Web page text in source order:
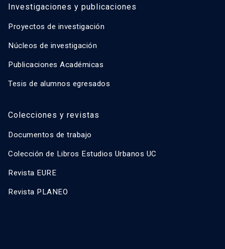
Investigaciones y publicaciones
Proyectos de investigación
Núcleos de investigación
Publicaciones Académicas
Tesis de alumnos egresados
Colecciones y revistas
Documentos de trabajo
Colección de Libros Estudios Urbanos UC
Revista EURE
Revista PLANEO